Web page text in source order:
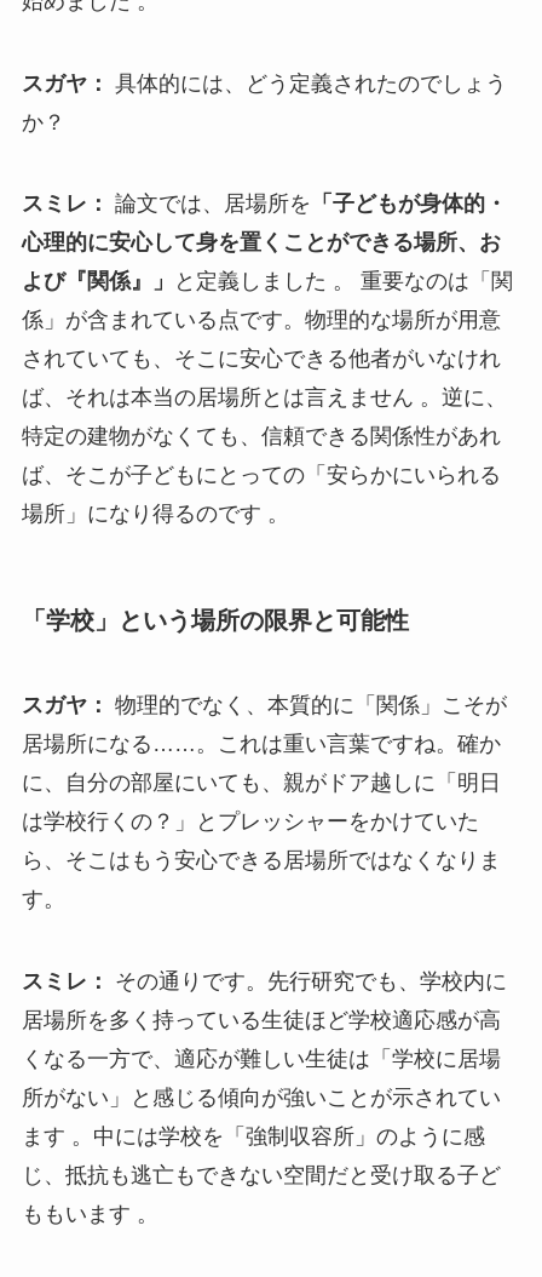
スガヤ： 具体的には、どう定義されたのでしょう
か？
スミレ： 論文では、居場所を 「子どもが身体的・
心理的に安心して身を置くことができる場所、お
よび『関係』」
と定義しました 。 重要なのは「関
係」が含まれている点です。物理的な場所が用意
されていても、そこに安心できる他者がいなけれ
ば、それは本当の居場所とは言えません 。逆に、
特定の建物がなくても、信頼できる関係性があれ
ば、そこが子どもにとっての「安らかにいられる
場所」になり得るのです 。
「学校」という場所の限界と可能性
スガヤ： 物理的でなく、本質的に「関係」こそが
居場所になる……。これは重い言葉ですね。確か
に、自分の部屋にいても、親がドア越しに「明日
は学校行くの？」とプレッシャーをかけていた
ら、そこはもう安心できる居場所ではなくなりま
す。
スミレ：
その通りです。先行研究でも、学校内に
居場所を多く持っている生徒ほど学校適応感が高
くなる一方で、適応が難しい生徒は「学校に居場
所がない」と感じる傾向が強いことが示されてい
ます 。中には学校を「強制収容所」のように感
じ、抵抗も逃亡もできない空間だと受け取る子ど
ももいます 。